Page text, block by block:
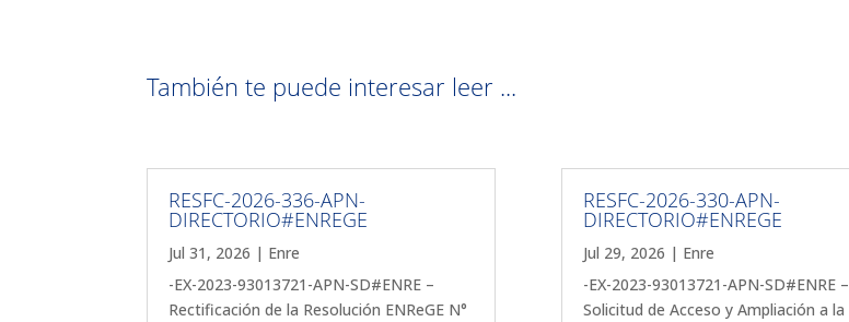
También te puede interesar leer ...
RESFC-2026-336-APN-
DIRECTORIO#ENREGE
Jul 31, 2026 | Enre
-EX-2023-93013721-APN-SD#ENRE –
Rectificación de la Resolución ENReGE N°
RESFC-2026-330-APN-
DIRECTORIO#ENREGE
Jul 29, 2026 | Enre
-EX-2023-93013721-APN-SD#ENRE –
Solicitud de Acceso y Ampliación a la